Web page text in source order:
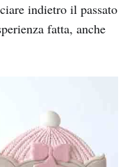
indietro il passato
fatta, anche